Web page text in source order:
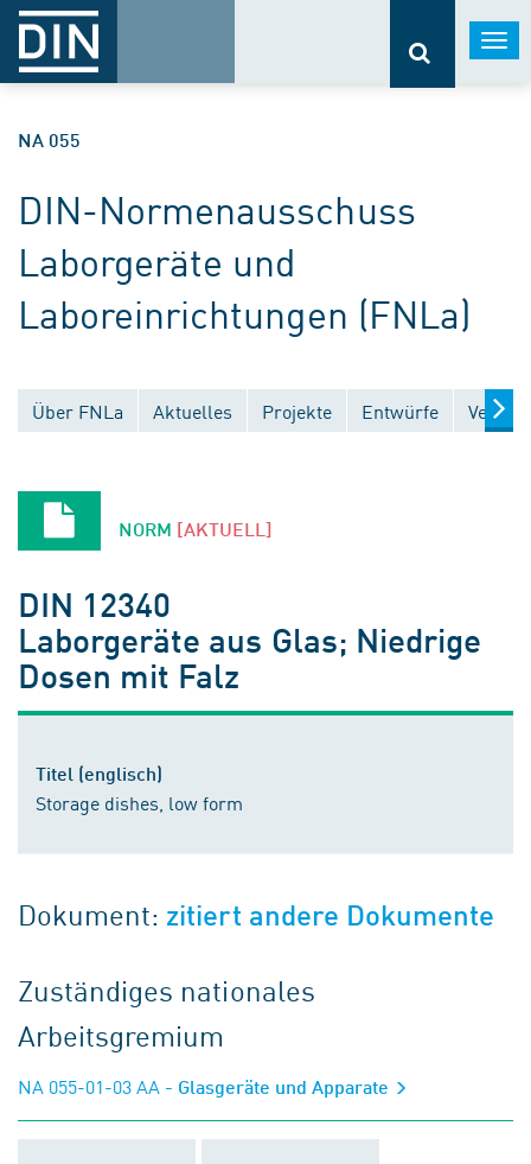
NA 055
DIN-Normenausschuss
Laborgeräte und
Laboreinrichtungen (FNLa)
Über FNLa Aktuelles Projekte Entwürfe
NORM [AKTUELL]
DIN 12340
Laborgeräte aus Glas; Niedrige
Dosen mit Falz
Titel (englisch)
Storage dishes, low form
Dokument: zitiert andere Dokumente
Zuständiges nationales
Arbeitsgremium
NA 055-01-03 AA - Glasgeräte und Apparate